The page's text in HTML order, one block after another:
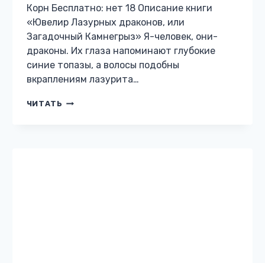
Корн Бесплатно: нет 18 Описание книги
«Ювелир Лазурных драконов, или
Загадочный Камнегрыз» Я-человек, они-
драконы. Их глаза напоминают глубокие
синие топазы, а волосы подобны
вкраплениям лазурита…
ЧИТАТЬ ЮВЕЛИР